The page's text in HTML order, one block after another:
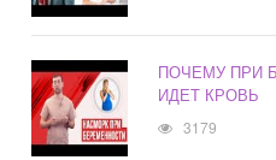
ПОЧЕМУ ПРИ
ИДЕТ КРОВЬ
3179